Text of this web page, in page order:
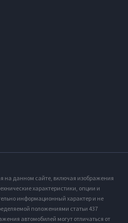
на данном сайте, включая изображения
характеристики, опции и
информационный характер и не
положениями статьи 437
автомобилей могут отличаться от